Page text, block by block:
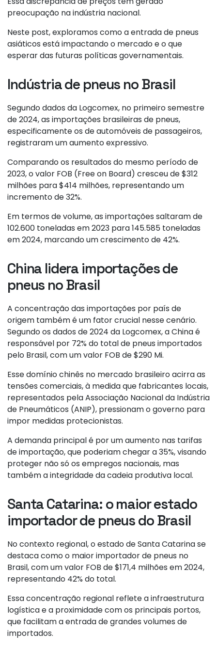
preocupação na indústria nacional.
Neste post, exploramos como a entrada de pneus
asiáticos está impactando o mercado e o que
esperar das futuras políticas governamentais.
Indústria de pneus no Brasil
Segundo dados da Logcomex, no primeiro semestre
de 2024, as importações brasileiras de pneus,
especificamente os de automóveis de passageiros,
registraram um aumento expressivo.
Comparando os resultados do mesmo período de
2023, o valor FOB (Free on Board) cresceu de $312
milhões para $414 milhões, representando um
incremento de 32%.
Em termos de volume, as importações saltaram de
102.600 toneladas em 2023 para 145.585 toneladas
em 2024, marcando um crescimento de 42%.
China lidera importações de
pneus no Brasil
A concentração das importações por país de
origem também é um fator crucial nesse cenário.
Segundo os dados de 2024 da Logcomex, a China é
responsável por 72% do total de pneus importados
pelo Brasil, com um valor FOB de $290 Mi.
Esse domínio chinês no mercado brasileiro acirra as
tensões comerciais, à medida que fabricantes locais,
representados pela Associação Nacional da Indústria
de Pneumáticos (ANIP), pressionam o governo para
impor medidas protecionistas.
A demanda principal é por um aumento nas tarifas
de importação, que poderiam chegar a 35%, visando
proteger não só os empregos nacionais, mas
também a integridade da cadeia produtiva local.
Santa Catarina: o maior estado
importador de pneus do Brasil
No contexto regional, o estado de Santa Catarina se
destaca como o maior importador de pneus no
Brasil, com um valor FOB de $171,4 milhões em 2024,
representando 42% do total.
Essa concentração regional reflete a infraestrutura
logística e a proximidade com os principais portos,
que facilitam a entrada de grandes volumes de
importados.